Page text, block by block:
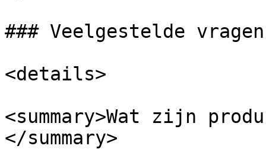
### Veelgestelde vragen
<details>
<summary>Wat zijn
</summary>